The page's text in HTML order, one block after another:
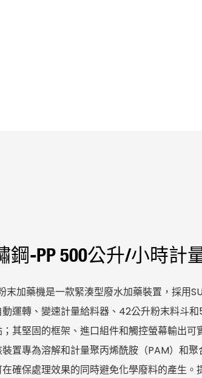
鋼-PP 500公升/小時計
末加藥機是一款緊湊型廢水加藥裝置，採用
動運轉、變速計量給料器、42公升粉末料斗
其堅固的框架、進口組件和觸控螢幕輸出可
置專為溶解和計量聚丙烯酰胺（PAM）和
在確保處理效果的同時避免化學廢料的產生